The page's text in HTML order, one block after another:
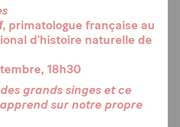
primatologue française au
d’histoire naturelle de
18h30
grands singes et ce
sur notre propre